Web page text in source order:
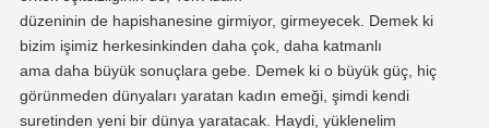
düzeninin de hapishanesine girmiyor, girmeyecek. Demek ki
bizim işimiz herkesinkinden daha çok, daha katmanlı
ama daha büyük sonuçlara gebe. Demek ki obüyük güç, hiç
görünmeden dünyaları yaratan kadın emeği, şimdi kendi
suretinden yeni bir dünya yaratacak. Haydi, yüklenelim